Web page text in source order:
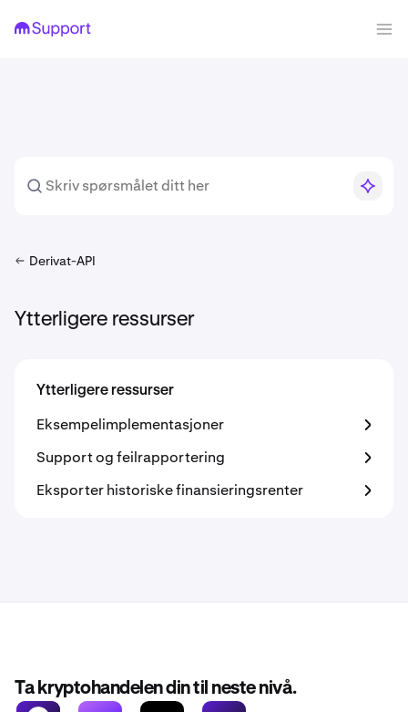
Derivat-API
Ytterligere ressurser
Ytterligere ressurser
Eksempelimplementasjoner
Support og feilrapportering
Eksporter historiske finansieringsrenter
Ta kryptohandelen din til neste nivå.